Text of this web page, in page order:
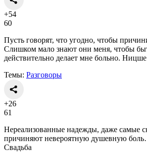
+54
60
Пусть говорят, что угодно, чтобы
Слишком мало знают они меня, чтобы
действительно делает мне больно. Ницше
Темы: Разговоры
+26
61
Нереализованные надежды, даже самые
причиняют невероятную душевную
Свадьба